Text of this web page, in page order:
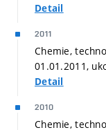
Detail
2011
Chemie,
01.01.2011,
Detail
2010
Chemie,